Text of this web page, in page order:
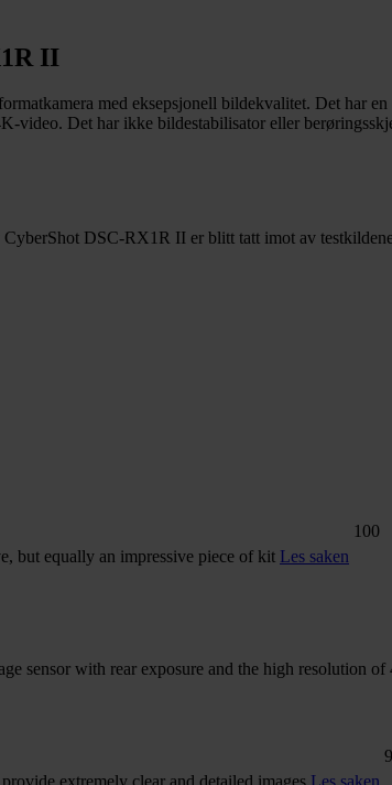
II
med eksepsjonell bildekvalitet. Det har
video. Det har ikke bildestabilisator eller
DSC-RX1R II er blitt tatt imot av
but equally an impressive piece of kit Les saken
100
sensor with rear exposure and the high resolution of
extremely clear and detailed images Les saken